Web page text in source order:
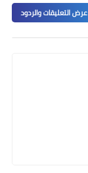
عرض التعليقات والردود